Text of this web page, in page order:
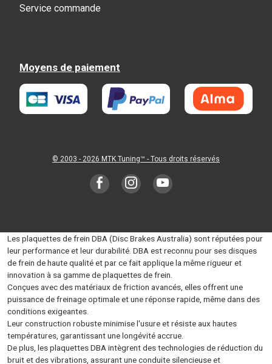
Service commande
Moyens de paiement
© 2003 - 2026 MTK Tuning™ - Tous droits réservés
Les plaquettes de frein DBA (Disc Brakes Australia) sont réputées pour
leur performance et leur durabilité. DBA est reconnu pour ses disques
de frein de haute qualité et par ce fait applique la même rigueur et
innovation à sa gamme de plaquettes de frein.
Conçues avec des matériaux de friction avancés, elles offrent une
puissance de freinage optimale et une réponse rapide, même dans des
conditions exigeantes.
Leur construction robuste minimise l'usure et résiste aux hautes
températures, garantissant une longévité accrue.
De plus, les plaquettes DBA intègrent des technologies de réduction du
bruit et des vibrations, assurant une conduite silencieuse et